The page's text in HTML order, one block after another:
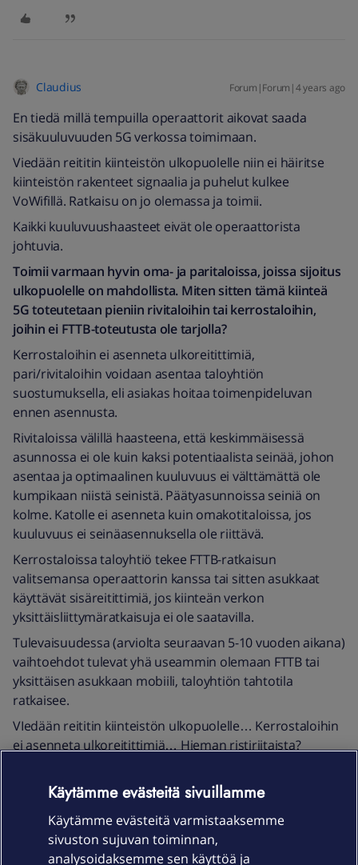
Claudius Forum|Forum|4 years ago
En tiedä millä tempuilla operaattorit aikovat saada
sisäkuuluvuuden 5G verkossa toimimaan.
Viedään reititin kiinteistön ulkopuolelle niin ei häiritse
kiinteistön rakenteet signaalia ja puhelut kulkee
VoWifillä. Ratkaisu on jo olemassa ja toimii.
Kaikki kuuluvuushaasteet eivät ole operaattorista
johtuvia.
Toimii varmaan hyvin oma- ja paritaloissa, joissa sijoitus
ulkopuolelle on mahdollista. Miten sitten tämä kiinteä
5G toteutetaan pieniin rivitaloihin tai kerrostaloihin,
joihin ei FTTB-toteutusta ole tarjolla?
Kerrostaloihin ei asenneta ulkoreitittimiä,
pari/rivitaloihin voidaan asentaa taloyhtiön
suostumuksella, eli asiakas hoitaa toimenpideluvan
ennen asennusta.
Rivitaloissa välillä haasteena, että keskimmäisessä
asunnossa ei ole kuin kaksi potentiaalista seinää, johon
asentaa ja optimaalinen kuuluvuus ei välttämättä ole
kumpikaan niistä seinistä. Päätyasunnoissa seiniä on
kolme. Katolle ei asenneta kuin omakotitaloissa, jos
kuuluvuus ei seinäasennuksella ole riittävä.
Kerrostaloissa taloyhtiö tekee FTTB-ratkaisun
valitsemansa operaattorin kanssa tai sitten asukkaat
käyttävät sisäreitittimiä, jos kiinteän verkon
yksittäisliittymäratkaisuja ei ole saatavilla.
Tulevaisuudessa (arviolta seuraavan 5-10 vuoden aikana)
vaihtoehdot tulevat yhä useammin olemaan FTTB tai
yksittäisen asukkaan mobiili, taloyhtiön tahtotila
ratkaisee.
VIedään reititin kiinteistön ulkopuolelle… Kerrostaloihin
ei asenneta ulkoreitittimiä… Hieman ristiriitaista?
tarjolla. Kun alkuperäisen huonon kuuluvuuden ratkaisu
Hieman ristiriitaista?
Tulevaisuudessa (?) FTTB on ratkaisu vain siinä
Käytämme evästeitä sivuillamme
Käytämme evästeitä varmistaaksemme
sivuston sujuvan toiminnan,
analysoidaksemme sen käyttöä ja